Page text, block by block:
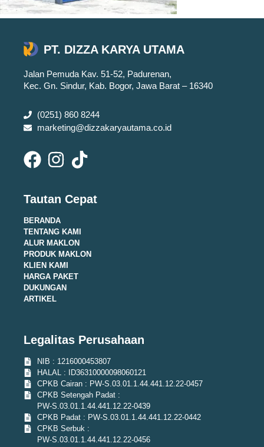
PT. DIZZA KARYA UTAMA
Jalan Pemuda Kav. 51-52, Padurenan,
Kec. Gn. Sindur, Kab. Bogor, Jawa Barat – 16340
(0251) 860 8244
marketing@dizzakaryautama.co.id
Tautan Cepat
BERANDA
TENTANG KAMI
ALUR MAKLON
PRODUK MAKLON
KLIEN KAMI
HARGA PAKET
DUKUNGAN
ARTIKEL
Legalitas Perusahaan
NIB : 1216000453807
HALAL : ID36310000098060121
CPKB Cairan : PW-S.03.01.1.44.441.12.22-0457
CPKB Setengah Padat :
PW-S.03.01.1.44.441.12.22-0439
CPKB Padat : PW-S.03.01.1.44.441.12.22-0442
CPKB Serbuk :
PW-S.03.01.1.44.441.12.22-0456